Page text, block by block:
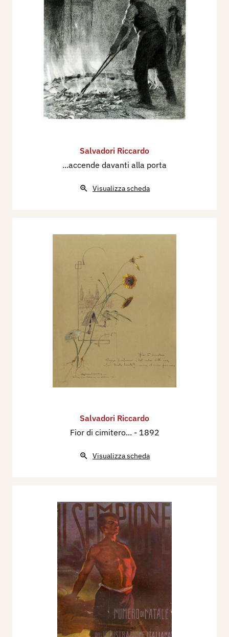
Salvadori Riccardo
...accende davanti alla porta
Visualizza scheda
Salvadori Riccardo
Fior di cimitero... - 1892
Visualizza scheda